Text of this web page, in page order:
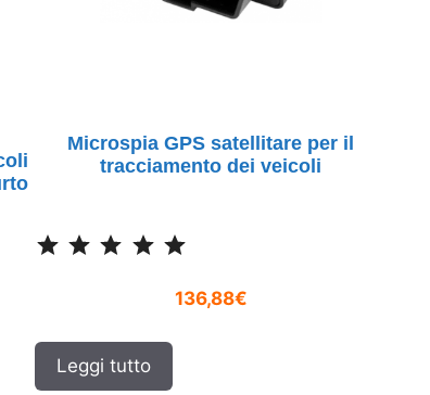
Microspia GPS satellitare per il
tracciamento dei veicoli
136,88€
Leggi tutto